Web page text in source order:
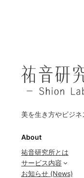
美を生き方やビジネ
About
祐音研究所とは
サービス内容
お知らせ (News)